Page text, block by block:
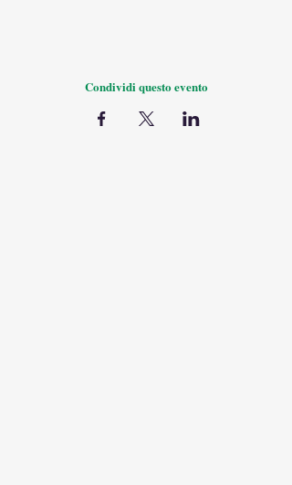
Condividi questo evento